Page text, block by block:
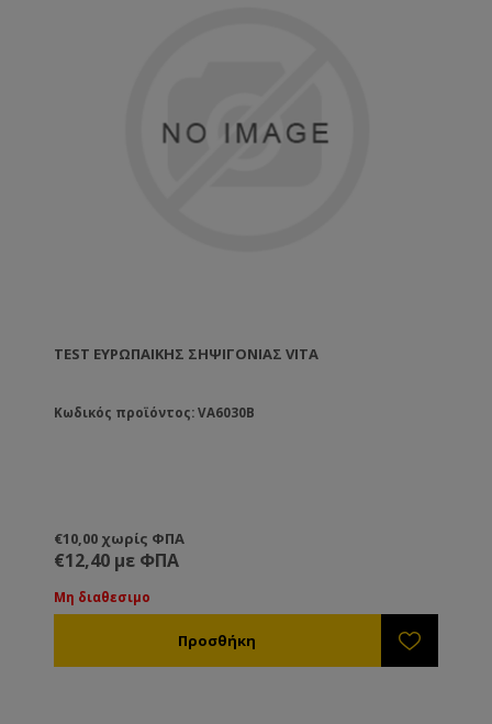
TEST ΕΥΡΩΠΑΙΚΉΣ ΣΗΨΙΓΟΝΊΑΣ VITA
Κωδικός προϊόντος: VA6030B
€10,00 χωρίς ΦΠΑ
€12,40 με ΦΠΑ
Μη διαθεσιμο